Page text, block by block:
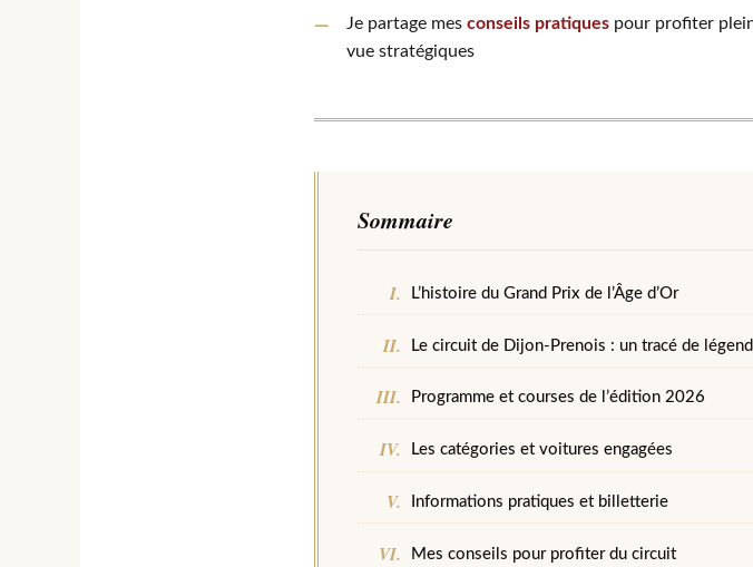
Je partage mes conseils pratiquespour profiter
vue stratégiques
Sommaire
L’histoire du Grand Prix de l’Âge d’Or
Le circuit de Dijon-Prenois : un tracé de
Programme et courses de l’édition 2026
Les catégories et voitures engagées
Informations pratiques et billetterie
Mes conseils pour profiter du circuit